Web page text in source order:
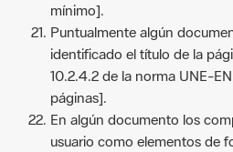
mínimo].
Puntualmente algún
identificado el título de la
10.2.4.2 de la norma UNE-
páginas].
En algún documento los
usuario como elementos de